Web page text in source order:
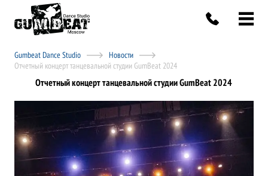
Gumbeat Dance Studio
Новости
Отчетный концерт танцевальной студии GumBeat 2024
Отчетный концерт танцевальной студии GumBeat 2024